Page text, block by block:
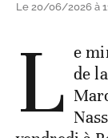
Le 20/06/2026 à
L e
de